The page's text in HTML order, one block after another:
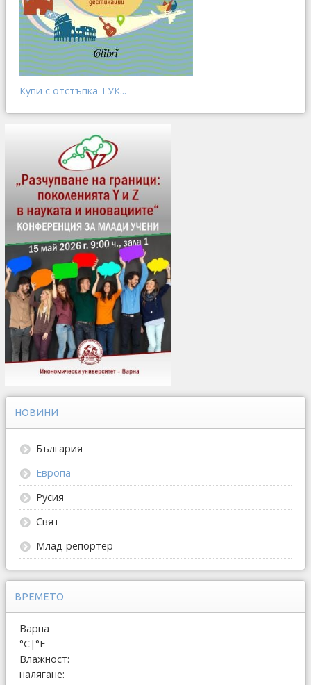
Купи с отстъпка ТУК...
НОВИНИ
България
Европа
Русия
Свят
Млад репортер
ВРЕМЕТО
Варна
°C|°F
Влажност:
налягане: